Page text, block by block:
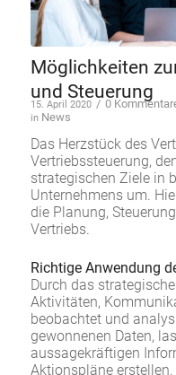
Möglichkeiten
und Steuerung
15. April 2020 / 0
in News
Das Herzstück des
Vertriebssteuerung,
strategischen Ziele in
Unternehmens um.
die Planung,
Vertriebs.
Richtige Anwendung
Durch das
Aktivitäten,
beobachtet und
gewonnenen Daten,
aussagekräftigen
Aktionspläne